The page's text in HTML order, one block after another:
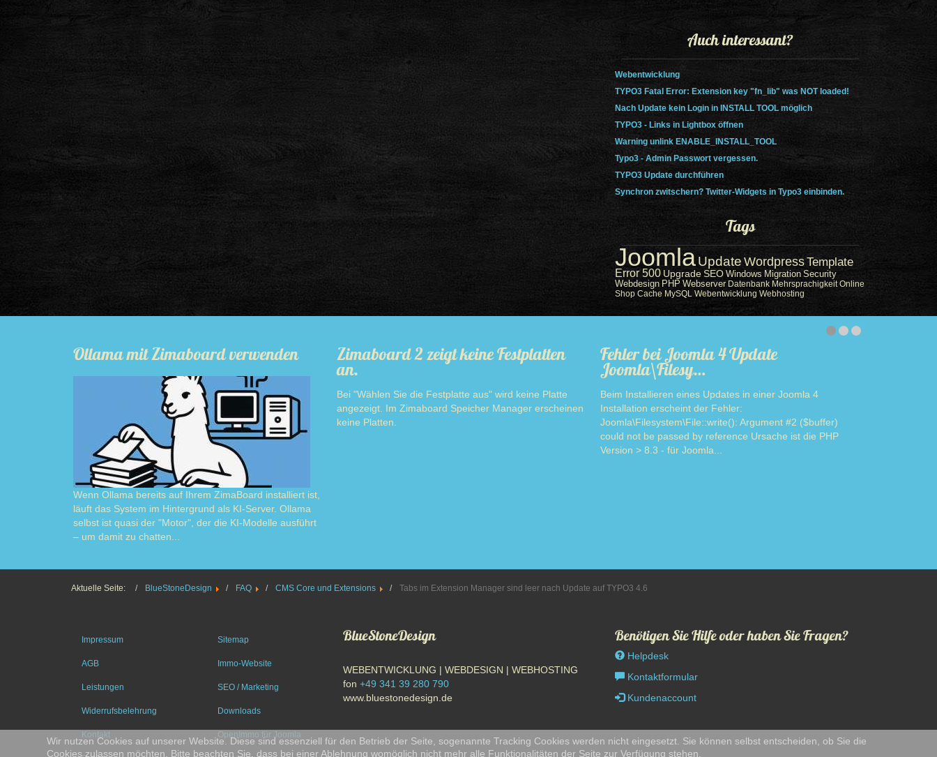
Auch interessant?
Webentwicklung
TYPO3 Fatal Error: Extension key "fn_lib" was NOT loaded!
Nach Update kein Login in INSTALL TOOL möglich
TYPO3 - Links in Lightbox öffnen
Warning unlink ENABLE_INSTALL_TOOL
Typo3 - Admin Passwort vergessen.
TYPO3 Update durchführen
Synchron zwitschern? Twitter-Widgets in Typo3 einbinden.
Tags
JoomlaUpdateWordpressTemplate
Error 500 Upgrade SEO Windows Migration Security
Webdesign PHP Webserver Datenbank Mehrsprachigkeit Online
Shop Cache MySQL Webentwicklung Webhosting
Ollama mit Zimaboard verwenden
Wenn Ollama bereits auf Ihrem ZimaBoard installiert ist,
läuft das System im Hintergrund als KI-Server. Ollama
selbst ist quasi der "Motor", der die KI-Modelle ausführt
– um damit zu chatten...
Zimaboard 2 zeigt keine Festplatten
an.
Bei "Wählen Sie die Festplatte aus" wird keine Platte
angezeigt. Im Zimaboard Speicher Manager erscheinen
keine Platten.
Fehler bei Joomla 4 Update
Joomla\Filesy…
Beim Installieren eines Updates in einer Joomla 4
Installation erscheint der Fehler:
Joomla\Filesystem\File::write(): Argument #2 ($buffer)
could not be passed by reference Ursache ist die PHP
Version > 8.3 - für Joomla...
Aktuelle Seite: BlueStoneDesign FAQ CMS Core und Extensions Tabs im Extension Manager sind leer nach Update auf TYPO3 4.6
Impressum
AGB
Leistungen
Widerrufsbelehrung
Kontakt
Sitemap
Immo-Website
SEO / Marketing
Downloads
OpenImmo für Joomla
BlueStoneDesign
WEBENTWICKLUNG | WEBDESIGN | WEBHOSTING
fon +49 341 39 280 790
www.bluestonedesign.de
Benötigen Sie Hilfe oder haben Sie Fragen?
Helpdesk
Kontaktformular
Kundenaccount
Wir nutzen Cookies auf unserer Website. Diese sind essenziell für den Betrieb der Seite, sogenannte Tracking Cookies werden nicht eingesetzt. Sie können selbst entscheiden, ob Sie die
Cookies zulassen möchten. Bitte beachten Sie, dass bei einer Ablehnung womöglich nicht mehr alle Funktionalitäten der Seite zur Verfügung stehen.